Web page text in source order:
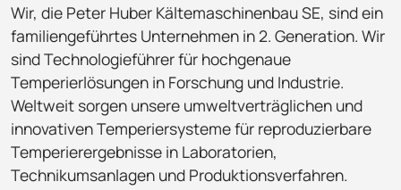
Wir, die Peter Huber Kältemaschinenbau SE, sind ein
familiengeführtes Unternehmen in 2. Generation. Wir
sind Technologieführer für hochgenaue
Temperierlösungen in Forschung und Industrie.
Weltweit sorgen unsere umweltverträglichen und
innovativen Temperiersysteme für reproduzierbare
Temperierergebnisse in Laboratorien,
Technikumsanlagen und Produktionsverfahren.